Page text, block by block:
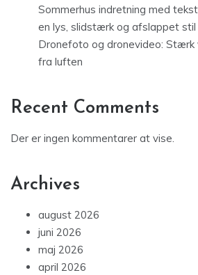
Sommerhus indretning med
en lys, slidstærk og afslappet stil
Dronefoto og dronevideo: Stærk
fra luften
Recent Comments
Der er ingen kommentarer at vise.
Archives
august 2026
juni 2026
maj 2026
april 2026